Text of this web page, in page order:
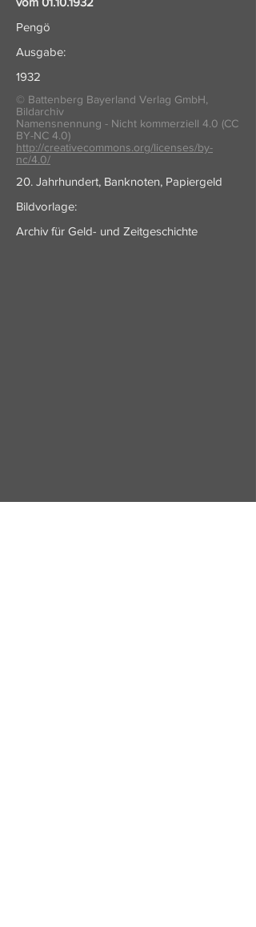
Pengö
Ausgabe:
1932
© Battenberg Bayerland Verlag GmbH,
Bildarchiv
Namensnennung - Nicht kommerziell 4.0 (CC
BY-NC 4.0)
http://creativecommons.org/licenses/by-
nc/4.0/
20. Jahrhundert, Banknoten, Papiergeld
Bildvorlage:
Archiv für Geld- und Zeitgeschichte